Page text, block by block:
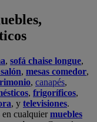
, sofá chaise longue,
, mesas comedor,
, canapés,
, frigoríficos,
, y televisiones.
en cualquiermuebles